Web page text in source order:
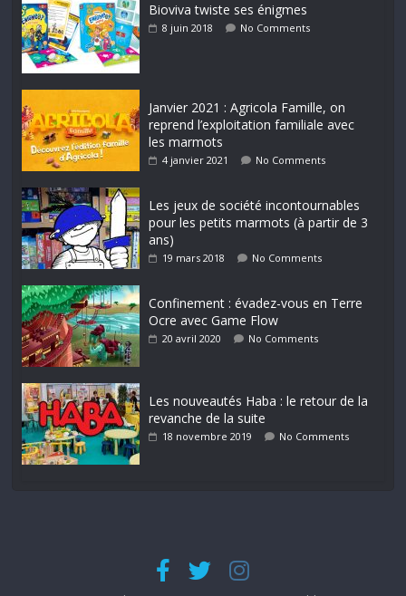
Bioviva twiste ses énigmes
8 juin 2018 No Comments
Janvier 2021 : Agricola Famille, on
reprend l’exploitation familiale avec
les marmots
4 janvier 2021 No Comments
Les jeux de société incontournables
pour les petits marmots (à partir de 3
ans)
19 mars 2018 No Comments
Confinement : évadez-vous en Terre
Ocre avec Game Flow
20 avril 2020 No Comments
Les nouveautés Haba : le retour de la
revanche de la suite
18 novembre 2019 No Comments